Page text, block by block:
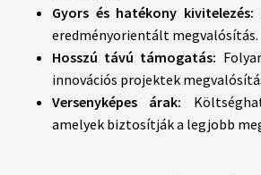
Gyors és hatékony kivitelezés:
eredményorientált megvalósítás.
Hosszú távú támogatás:
innovációs projektek
Versenyképes árak:
amelyek biztosítják a legjobb